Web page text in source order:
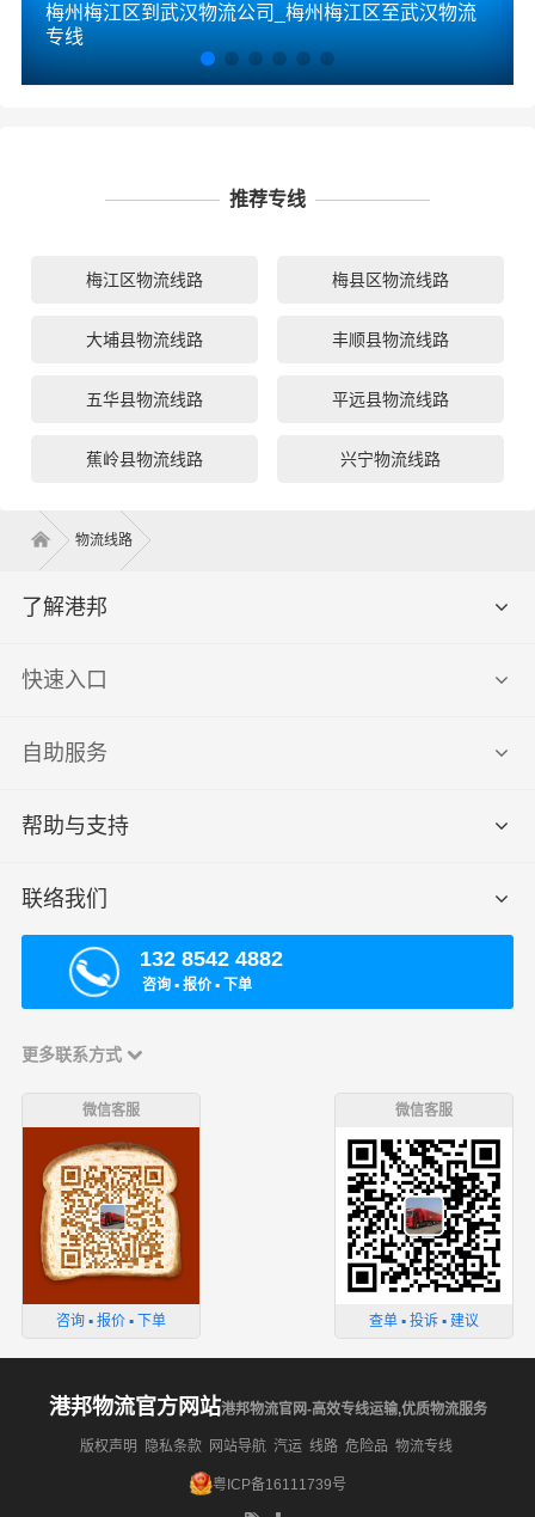
梅州梅江区到武汉物流公司_梅州梅江区至武汉物流
专线
推荐专线
梅江区物流线路 梅县区物流线路
大埔县物流线路 丰顺县物流线路
五华县物流线路 平远县物流线路
蕉岭县物流线路 兴宁物流线路
物流线路
了解港邦
快速入口
自助服务
帮助与支持
联络我们
132 8542 4882
咨询 ▪ 报价 ▪ 下单
更多联系方式
微信客服
咨询 ▪ 报价 ▪ 下单
微信客服
查单 ▪ 投诉 ▪ 建议
港邦物流官方网站港邦物流官网-高效专线运输,优质物流服务
版权声明 隐私条款 网站导航 汽运 线路 危险品 物流专线
粤ICP备16111739号